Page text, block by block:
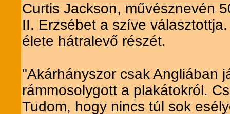
Curtis Jackson, művésznevén
II. Erzsébet a szíve
élete hátralevő részét.
"Akárhányszor csak Angliában
rámmosolygott a plakátokról.
Tudom, hogy nincs túl sok